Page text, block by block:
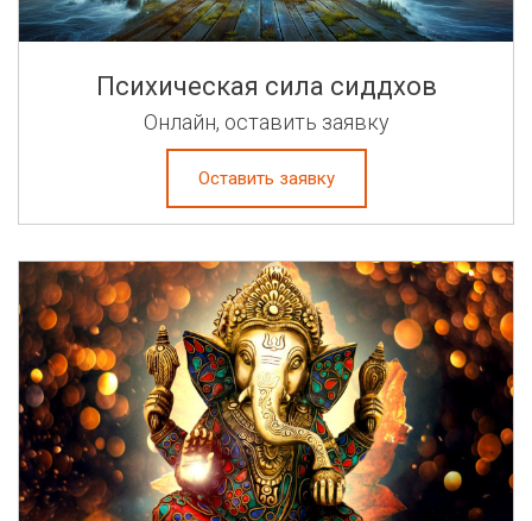
Психическая сила сиддхов
Онлайн, оставить заявку
Оставить заявку